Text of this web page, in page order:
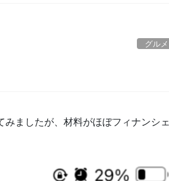
グルメ
ましたが、材料がほぼフィナンシェ